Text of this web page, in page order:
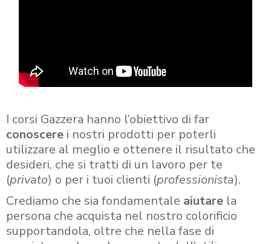
I corsi Gazzera hanno l’obiettivo di far
conoscere i nostri prodotti per poterli
utilizzare al meglio e ottenere il risultato che
desideri, che si tratti di un lavoro per te
(privato) o per i tuoi clienti (professionista).
Crediamo che sia fondamentale aiutare la
persona che acquista nel nostro colorificio
supportandola, oltre che nella fase di